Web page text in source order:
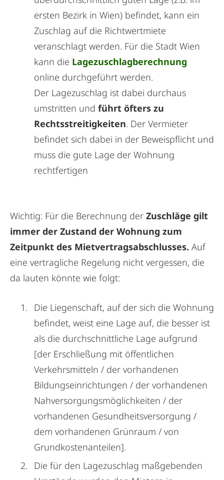
ersten Bezirk in Wien) befindet, kann ein
Zuschlag auf die Richtwertmiete
veranschlagt werden. Für die Stadt Wien
kann die Lagezuschlagberechnung
online durchgeführt werden.
Der Lagezuschlag ist dabei durchaus
umstritten und führt öfters zu
Rechtsstreitigkeiten. Der Vermieter
befindet sich dabei in der Beweispflicht und
muss die gute Lage der Wohnung
rechtfertigen
Wichtig: Für die Berechnung der Zuschläge gilt
immer der Zustand der Wohnung zum
Zeitpunkt des Mietvertragsabschlusses. Auf
eine vertragliche Regelung nicht vergessen, die
da lauten könnte wie folgt:
Die Liegenschaft, auf der sich die Wohnung
befindet, weist eine Lage auf, die besser ist
als die durchschnittliche Lage aufgrund
[der Erschließung mit öffentlichen
Verkehrsmitteln / der vorhandenen
Bildungseinrichtungen / der vorhandenen
Nahversorgungsmöglichkeiten / der
vorhandenen Gesundheitsversorgung /
dem vorhandenen Grünraum / von
Grundkostenanteilen].
Die für den Lagezuschlag maßgebenden